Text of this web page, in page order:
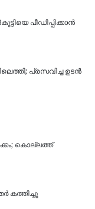
പീഡിപ്പിക്കാൻ
പ്രസവിച്ച ഉടൻ
കൊല്ലത്ത്
കത്തിച്ചു